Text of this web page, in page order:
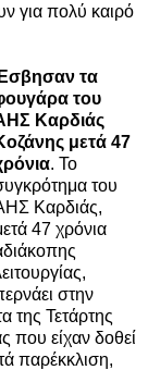
για πολύ καιρό
τα
του
Καρδιάς
μετά 47
. Το
του
Καρδιάς,
47 χρόνια
στην
της Τετάρτης
που είχαν δοθεί
παρέκκλιση,